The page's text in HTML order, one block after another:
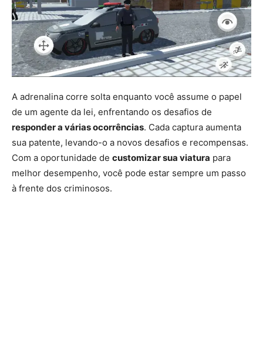
A adrenalina corre solta enquanto você assume o papel
de um agente da lei, enfrentando os desafios de
responder a várias ocorrências. Cada captura aumenta
sua patente, levando-o a novos desafios e recompensas.
Com a oportunidade de customizar sua viatura para
melhor desempenho, você pode estar sempre um passo
à frente dos criminosos.